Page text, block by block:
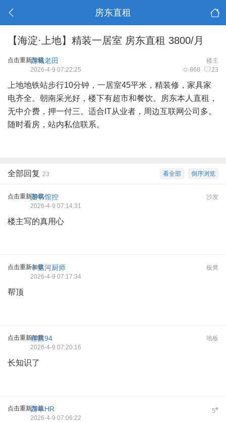
房东直租
【海淀·上地】精装一居室 房东直租 3800/月
点击重新加载 楼主
西城老田
868 23
2026-4-9 07:22:25
上地地铁站步行10分钟，一居室45平米，精装修，家具家
电齐全。朝南采光好，楼下有超市和餐饮。房东本人直租，
无中介费，押一付三。适合IT从业者，周边互联网公司多。
随时看房，站内私信联系。
倒序浏览
看全部
全部回复 23
点击重新加载 沙发
图书馆控
2026-4-9 07:14:31
楼主写的真用心
点击重新加载 板凳
十里河厨师
2026-4-9 07:17:34
帮顶
点击重新加载 地板
程茜94
2026-4-9 07:20:16
长知识了
点击重新加载 5#
西单HR
2026-4-9 07:06:22